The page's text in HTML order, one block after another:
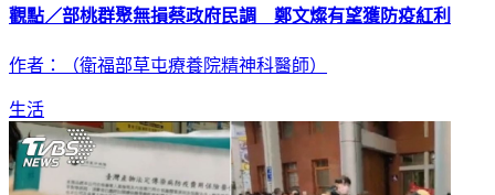
觀點／部桃群聚無損蔡政府民調 鄭文燦有望獲防疫紅利
作者：（衛福部草屯療養院精神科醫師）
生活